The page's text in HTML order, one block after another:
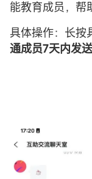
能教育成员，帮
具体操作：长按
通成员7天内发